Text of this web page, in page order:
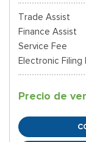
Trade Assist
Finance Assist
Service Fee
Electronic Filing
Precio de